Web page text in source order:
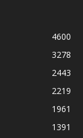
4600
3278
2443
2219
1961
1391